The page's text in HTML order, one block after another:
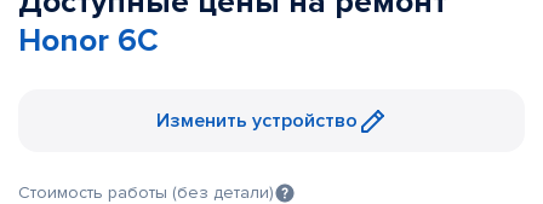
Honor 6C
Изменить устройство
Стоимость работы (без детали)